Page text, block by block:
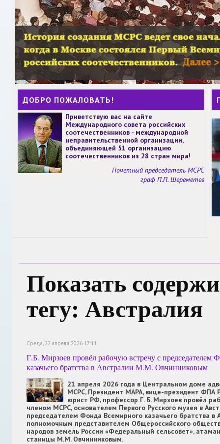
ДОБРО ПОЖАЛОВАТЬ!
Приветствую вас на сайте
Международного совета российских
соотечественников - международной
неправительственной организации,
объединяющей 51 организацию
соотечественников из 28 стран мира!
Почетный председатель МСРС
граф П.П. Шереметев
Показать
тегу: Австралия
Среда, 22 апреля 2026 17:11
Г.Б. Мирзоев провёл рабочую встречу с председателем
казачьего братства в Австралии М.М. Овчинниковым
21 апреля 2026 года в Центральном доме
МСРС, Президент МАРА, вице-президент ФПА
юрист РФ, профессор Г. Б. Мирзоев провёл
членом МСРС, основателем Первого Русского музея в
председателем Фонда Всемирного казачьего братства в
полномочным представителем Общероссийского
народов земель России «Федеральный сельсовет»,
станицы М.М. Овчинниковым.